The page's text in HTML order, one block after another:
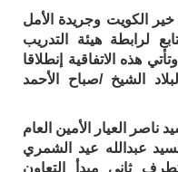
الكويت وجريدة الأمل
لرابطة هيئة التدريب
هذه الاتفاقية إنطلاقا
الشيخ /صباح الأحمد
ناصر العيار الأمين العام
عبدالله عيد الشمري
ثاني مبدأ التعاون